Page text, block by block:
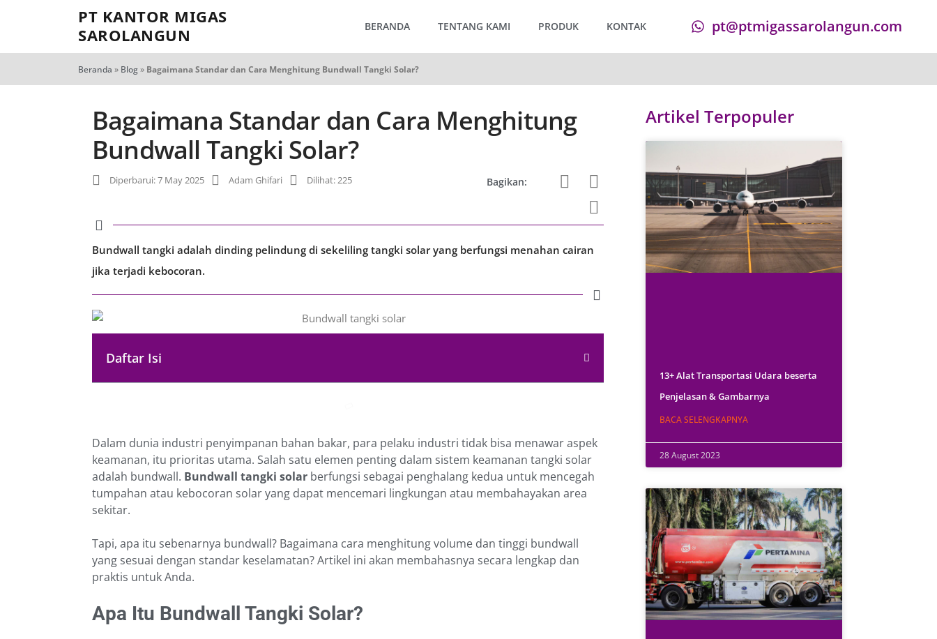
PT KANTOR MIGAS
SAROLANGUN
BERANDA TENTANG KAMI PRODUK KONTAK pt@ptmigassarolangun.com
Beranda » Blog» Bagaimana Standar dan Cara Menghitung Bundwall Tangki Solar?
Bagaimana Standar dan Cara Menghitung
Bundwall Tangki Solar?
Diperbarui: 7 May 2025 Adam Ghifari Dilihat: 225 Bagikan:
Bundwall tangki adalah dinding pelindung di sekeliling tangki solar yang berfungsi menahan cairan
jika terjadi kebocoran.
Daftar Isi
Dalam dunia industri penyimpanan bahan bakar, para pelaku industri tidak bisa menawar aspek
keamanan, itu prioritas utama. Salah satu elemen penting dalam sistem keamanan tangki solar
adalah bundwall. Bundwall tangki solar berfungsi sebagai penghalang kedua untuk mencegah
tumpahan atau kebocoran solar yang dapat mencemari lingkungan atau membahayakan area
sekitar.
Tapi, apa itu sebenarnya bundwall? Bagaimana cara menghitung volume dan tinggi bundwall
yang sesuai dengan standar keselamatan? Artikel ini akan membahasnya secara lengkap dan
praktis untuk Anda.
Apa Itu Bundwall Tangki Solar?
Artikel Terpopuler
13+ Alat Transportasi Udara beserta
Penjelasan & Gambarnya
BACA SELENGKAPNYA
28 August 2023